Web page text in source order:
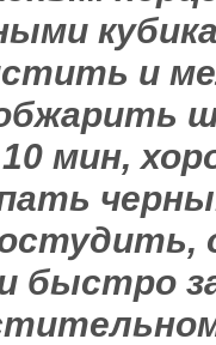
и
мин,
быстро